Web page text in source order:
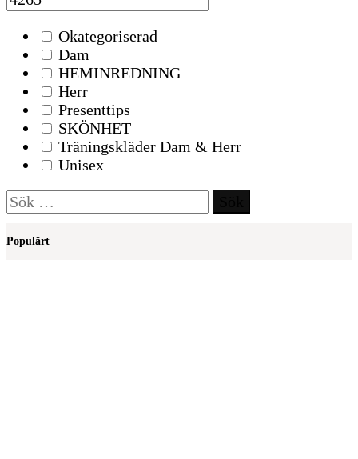
Okategoriserad
Dam
HEMINREDNING
Herr
Presenttips
SKÖNHET
Träningskläder Dam & Herr
Unisex
Sök
efter:
Populärt